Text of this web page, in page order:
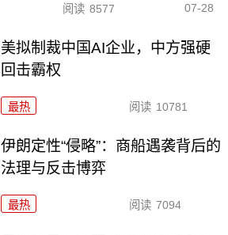
阅读 8577 07-28
美拟制裁中国AI企业，中方强硬
回击霸权
最热 阅读 10781
伊朗定性“侵略”：商船遇袭背后的
法理与反击博弈
最热 阅读 7094